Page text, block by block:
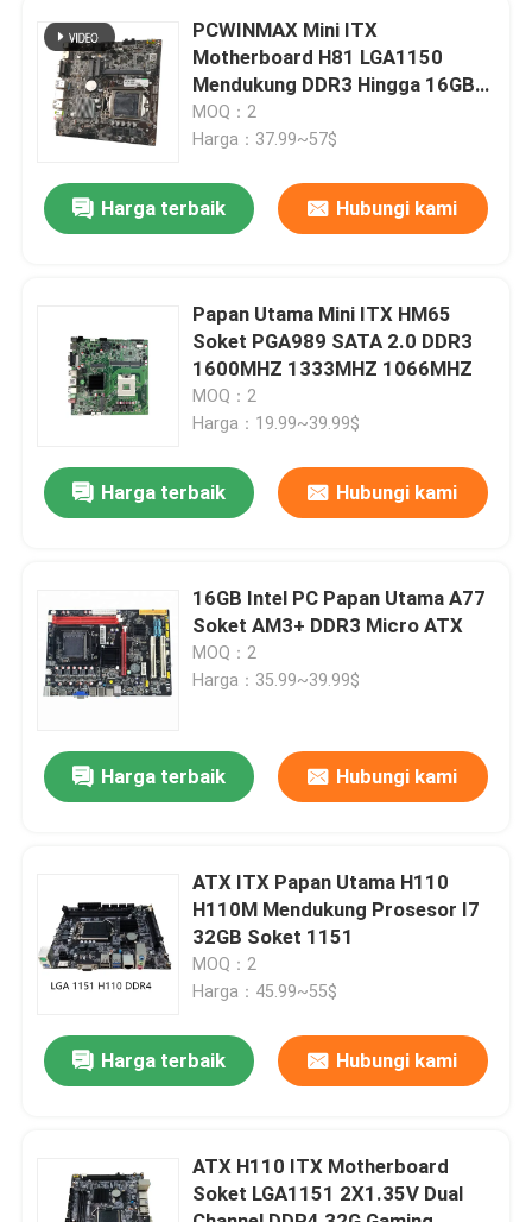
Produk
Video
Tentang kami
Kontrol kualitas
Hubungi kami
Permintaan Penawaran
Kartu Grafis Penambangan
PCWINMAX Mini ITX
Motherboard H81 LGA1150
Mendukung DDR3 Hingga 16GB
Memori 1600Mhz Core i3 i5 i7
Generasi ke-4 Prosesor Xeon E3
MOQ：2
Harga：37.99~57$
Harga terbaik Hubungi kami
Papan Utama Mini ITX HM65
Soket PGA989 SATA 2.0 DDR3
1600MHZ 1333MHZ 1066MHZ
MOQ：2
Harga：19.99~39.99$
Harga terbaik Hubungi kami
16GB Intel PC Papan Utama A77
Soket AM3+ DDR3 Micro ATX
MOQ：2
Harga：35.99~39.99$
Harga terbaik Hubungi kami
ATX ITX Papan Utama H110
H110M Mendukung Prosesor I7
32GB Soket 1151
MOQ：2
Harga：45.99~55$
Harga terbaik Hubungi kami
ATX H110 ITX Motherboard
Soket LGA1151 2X1.35V Dual